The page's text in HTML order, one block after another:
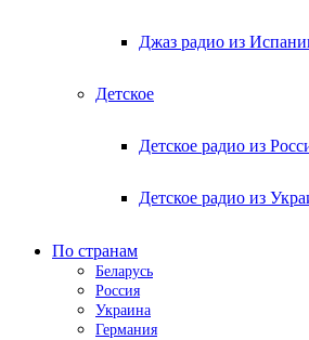
Джаз радио из
Детское
Детское радио из
Детское радио из
По странам
Беларусь
Россия
Украина
Германия